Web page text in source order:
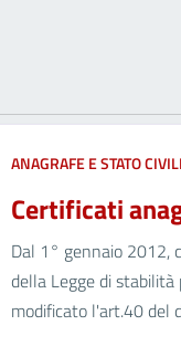
ANAGRAFE E STATO
Certificati
Dal 1° gennaio 2012,
della Legge di
modificato l'art.40 del